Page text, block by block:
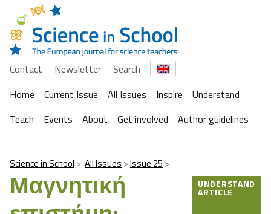
Contact Newsletter
Search
Home
Current Issue All Issues Inspire
Understand
Teach
Events About Get involved Author guidelines
Science in School All Issues Issue 25
Μαγνητική
UNDERSTAND
ARTICLE